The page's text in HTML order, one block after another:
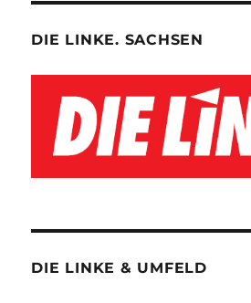
DIE LINKE. SACHSEN
DIE LINKE & UMFELD